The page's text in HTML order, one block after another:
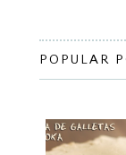
POPULAR